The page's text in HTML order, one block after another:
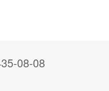
08-08